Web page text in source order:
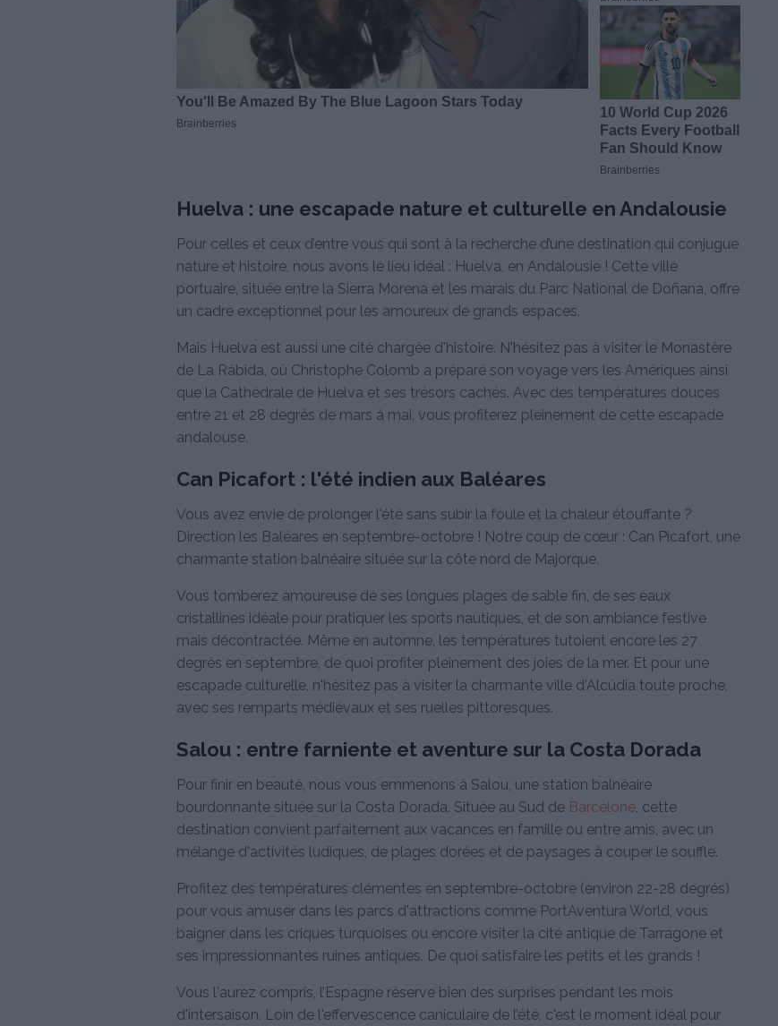
Huelva : une escapade nature et culturelle en Andalousie
Pour celles et ceux d’entre vous qui sont à la recherche d’une destination qui conjugue
nature et histoire, nous avons le lieu idéal : Huelva, en Andalousie ! Cette ville
portuaire, située entre la Sierra Morena et les marais du Parc National de Doñana, offre
un cadre exceptionnel pour les amoureux de grands espaces.
Mais Huelva est aussi une cité chargée d'histoire. N'hésitez pas à visiter le Monastère
de La Rábida, où Christophe Colomb a préparé son voyage vers les Amériques ainsi
que la Cathédrale de Huelva et ses trésors cachés. Avec des températures douces
entre 21 et 28 degrés de mars à mai, vous profiterez pleinement de cette escapade
andalouse.
Can Picafort : l'été indien aux Baléares
Vous avez envie de prolonger l'été sans subir la foule et la chaleur étouffante ?
Direction les Baléares en septembre-octobre ! Notre coup de cœur : Can Picafort, une
charmante station balnéaire située sur la côte nord de Majorque.
Vous tomberez amoureuse de ses longues plages de sable fin, de ses eaux
cristallines idéale pour pratiquer les sports nautiques, et de son ambiance festive
mais décontractée. Même en automne, les températures tutoient encore les 27
degrés en septembre, de quoi profiter pleinement des joies de la mer. Et pour une
escapade culturelle, n'hésitez pas à visiter la charmante ville d'Alcúdia toute proche,
avec ses remparts médiévaux et ses ruelles pittoresques.
Salou : entre farniente et aventure sur la Costa Dorada
Pour finir en beauté, nous vous emmenons à Salou, une station balnéaire
bourdonnante située sur la Costa Dorada. Située au Sud de Barcelone, cette
destination convient parfaitement aux vacances en famille ou entre amis, avec un
mélange d'activités ludiques, de plages dorées et de paysages à couper le souffle.
Profitez des températures clémentes en septembre-octobre (environ 22-28 degrés)
pour vous amuser dans les parcs d'attractions comme PortAventura World, vous
baigner dans les criques turquoises ou encore visiter la cité antique de Tarragone et
ses impressionnantes ruines antiques. De quoi satisfaire les petits et les grands !
Vous l'aurez compris, l’Espagne réserve bien des surprises pendant les mois
d'intersaison. Loin de l'effervescence caniculaire de l’été, c'est le moment idéal pour